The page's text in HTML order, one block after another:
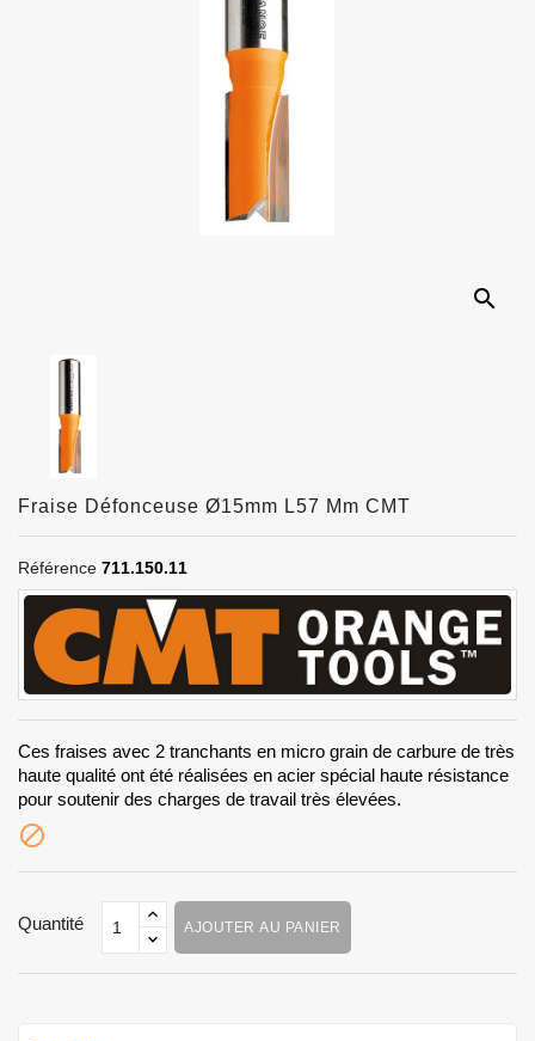
search
Fraise Défonceuse Ø15mm L57 Mm CMT
Référence 711.150.11
Ces fraises avec 2 tranchants en micro grain de carbure de très
haute qualité ont été réalisées en acier spécial haute résistance
pour soutenir des charges de travail très élevées.

Quantité AJOUTER AU PANIER